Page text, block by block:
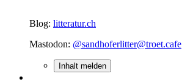
Blog: litteratur.ch
Mastodon: @sandhoferlitter@troet.cafe
Inhalt melden